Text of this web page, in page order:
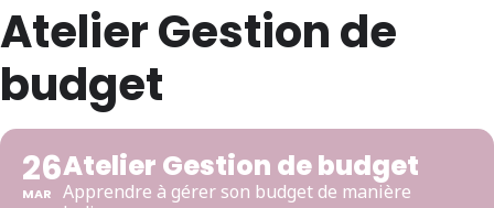
Atelier Gestion de
budget
26
MAR
Atelier Gestion de budget
Apprendre à gérer son budget de manière